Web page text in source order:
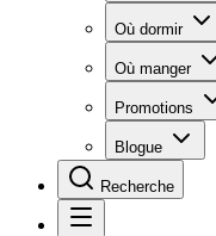
Où dormir
Où manger
Promotions
Blogue
Recherche